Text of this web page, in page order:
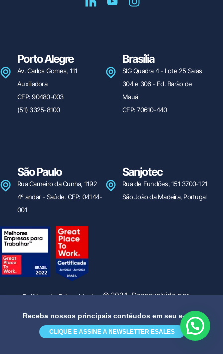
Receba nossos principais contéudos em seu e-mail!
CLIQUE E ASSINE A NEWSLETTER ESALES
Porto Alegre
Av. Carlos Gomes, 111
Auxiliadora
CEP: 90480-003
(51) 3325-8100
Brasília
SIG Quadra 4 - Lote 25 Salas
304 e 306 - Ed. Barão de
Mauá
CEP: 70610-440
São Paulo
Rua Carneiro da Cunha, 1192
4º andar - Saúde. CEP: 04144-
001
Sanjotec
Rua de Fundões, 151 3700-121
São João da Madeira, Portugal
© 2024. Desenvolvido por
Política de Privacidade
Olá! Tudo bem? Que tal ter uma
demonstração das nossas soluções?